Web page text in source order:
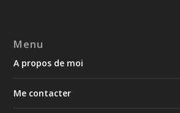
Menu
A propos de moi
Me contacter